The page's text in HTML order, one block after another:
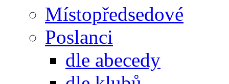
Místopředsedové
Poslanci
dle abecedy